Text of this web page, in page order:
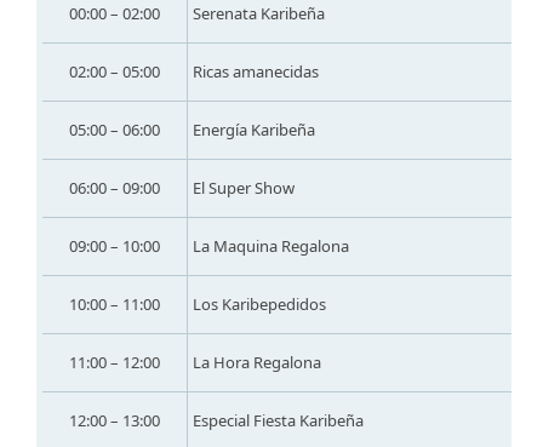
00:00 – 02:00 Serenata Karibeña
02:00 – 05:00 Ricas amanecidas
05:00 – 06:00 Energía Karibeña
06:00 – 09:00 El Super Show
09:00 – 10:00 La Maquina Regalona
10:00 – 11:00 Los Karibepedidos
11:00 – 12:00 La Hora Regalona
12:00 – 13:00 Especial Fiesta Karibeña